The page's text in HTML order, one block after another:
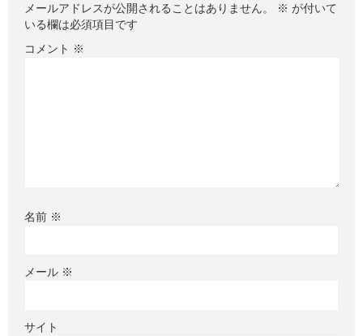
メールアドレスが公開されることはありません。 ※ が付いて
いる欄は必須項目です
コメント ※
名前 ※
メール ※
サイト